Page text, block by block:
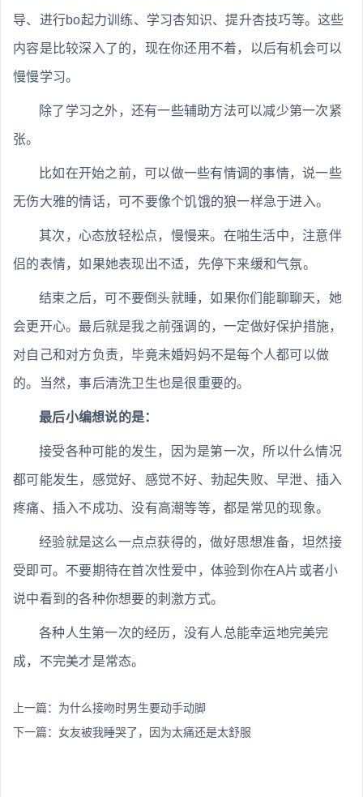
导、进行bo起力训练、学习杏知识、提升杏技巧等。这些
内容是比较深入了的，现在你还用不着，以后有机会可以
慢慢学习。
除了学习之外，还有一些辅助方法可以减少第一次紧
张。
比如在开始之前，可以做一些有情调的事情，说一些
无伤大雅的情话，可不要像个饥饿的狼一样急于进入。
其次，心态放轻松点，慢慢来。在啪生活中，注意伴
侣的表情，如果她表现出不适，先停下来缓和气氛。
结束之后，可不要倒头就睡，如果你们能聊聊天，她
会更开心。最后就是我之前强调的，一定做好保护措施，
对自己和对方负责，毕竟未婚妈妈不是每个人都可以做
的。当然，事后清洗卫生也是很重要的。
最后小编想说的是：
接受各种可能的发生，因为是第一次，所以什么情况
都可能发生，感觉好、感觉不好、勃起失败、早泄、插入
疼痛、插入不成功、没有高潮等等，都是常见的现象。
经验就是这么一点点获得的，做好思想准备，坦然接
受即可。不要期待在首次性爱中，体验到你在A片或者小
说中看到的各种你想要的刺激方式。
各种人生第一次的经历，没有人总能幸运地完美完
成，不完美才是常态。
上一篇： 为什么接吻时男生要动手动脚
下一篇： 女友被我睡哭了，因为太痛还是太舒服